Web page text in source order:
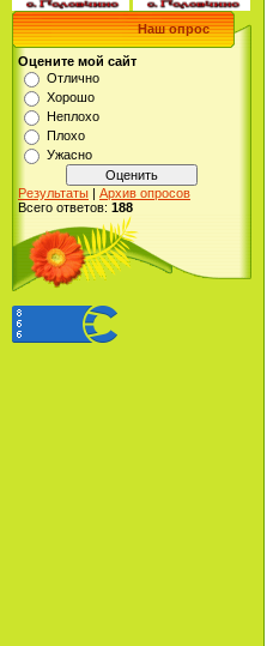
Наш опрос
Оцените мой сайт
Отлично
Хорошо
Неплохо
Плохо
Ужасно
Результаты | Архив опросов
Всего ответов: 188